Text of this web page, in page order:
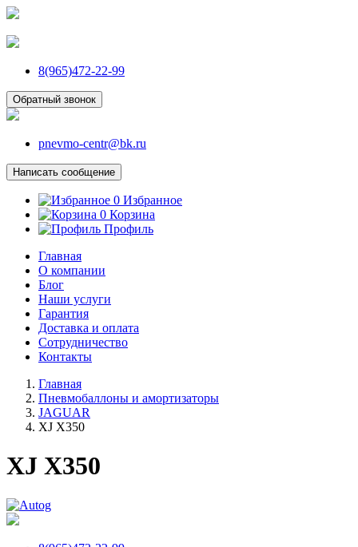
8(965)472-22-99
Обратный звонок
pnevmo-centr@bk.ru
Написать сообщение
0 Избранное
0 Корзина
Профиль
Главная
О компании
Блог
Наши услуги
Гарантия
Доставка и оплата
Сотрудничество
Контакты
Главная
Пневмобаллоны и амортизаторы
JAGUAR
XJ X350
XJ X350